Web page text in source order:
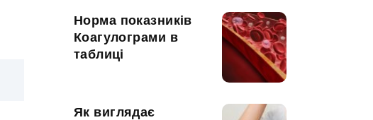
Норма показників
Коагулограми в
таблиці
Як виглядає